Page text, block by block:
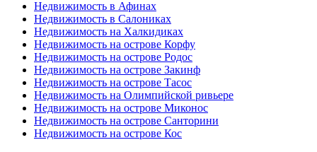
Недвижимость в Афинах
Недвижимость в Салониках
Недвижимость на Халкидиках
Недвижимость на острове Корфу
Недвижимость на острове Родос
Недвижимость на острове Закинф
Недвижимость на острове Тасос
Недвижимость на Олимпийской ривьере
Недвижимость на острове Миконос
Недвижимость на острове Санторини
Недвижимость на острове Кос